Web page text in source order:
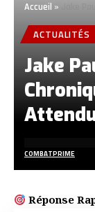
Accueil »
ACTUALITÉS
Jake
COMBATPRIME
Réponse